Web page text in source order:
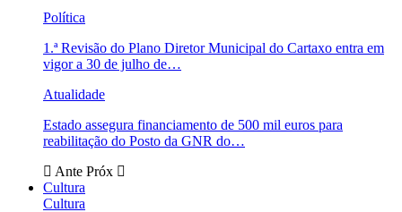
Política
1.ª Revisão do Plano Diretor Municipal do Cartaxo entra em
vigor a 30 de julho de…
Atualidade
Estado assegura financiamento de 500 mil euros para
reabilitação do Posto da GNR do…
Ante Próx
Cultura
Cultura